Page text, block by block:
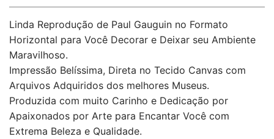
Linda Reprodução de Paul Gauguin no Formato
Horizontal para Você Decorar e Deixar seu Ambiente
Maravilhoso.
Impressão Belíssima, Direta no Tecido Canvas com
Arquivos Adquiridos dos melhores Museus.
Produzida com muito Carinho e Dedicação por
Apaixonados por Arte para Encantar Você com
Extrema Beleza e Qualidade.